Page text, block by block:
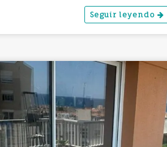
Seguir leyendo